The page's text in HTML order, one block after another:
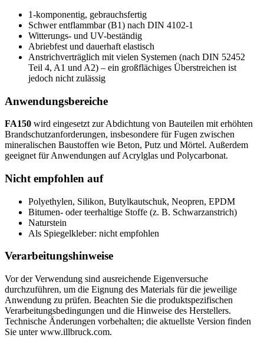
1‑komponentig, gebrauchsfertig
Schwer entflammbar (B1) nach DIN 4102-1
Witterungs- und UV-beständig
Abriebfest und dauerhaft elastisch
Anstrichverträglich mit vielen Systemen (nach DIN 52452
Teil 4, A1 und A2) – ein großflächiges Überstreichen ist
jedoch nicht zulässig
Anwendungsbereiche
FA150 wird eingesetzt zur Abdichtung von Bauteilen mit erhöhten
Brandschutzanforderungen, insbesondere für Fugen zwischen
mineralischen Baustoffen wie Beton, Putz und Mörtel. Außerdem
geeignet für Anwendungen auf Acrylglas und Polycarbonat.
Nicht empfohlen auf
Polyethylen, Silikon, Butylkautschuk, Neopren, EPDM
Bitumen- oder teerhaltige Stoffe (z. B. Schwarzanstrich)
Naturstein
Als Spiegelkleber: nicht empfohlen
Verarbeitungshinweise
Vor der Verwendung sind ausreichende Eigenversuche
durchzuführen, um die Eignung des Materials für die jeweilige
Anwendung zu prüfen. Beachten Sie die produktspezifischen
Verarbeitungsbedingungen und die Hinweise des Herstellers.
Technische Änderungen vorbehalten; die aktuellste Version finden
Sie unter www.illbruck.com.